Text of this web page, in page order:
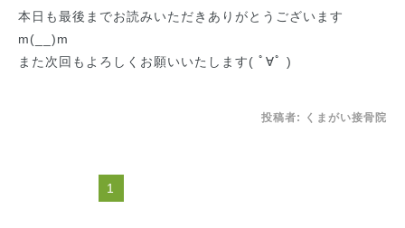
本日も最後までお読みいただきありがとうございます
m(__)m
また次回もよろしくお願いいたします( ﾟ∀ﾟ )
投稿者: くまがい接骨院
1